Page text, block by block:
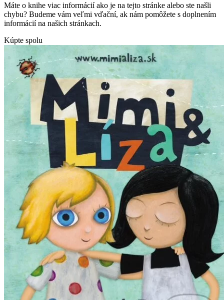
Máte o knihe viac informácií ako je na tejto stránke alebo ste našli
chybu? Budeme vám veľmi vďační, ak nám pomôžete s doplnením
informácií na našich stránkach.
Kúpte spolu